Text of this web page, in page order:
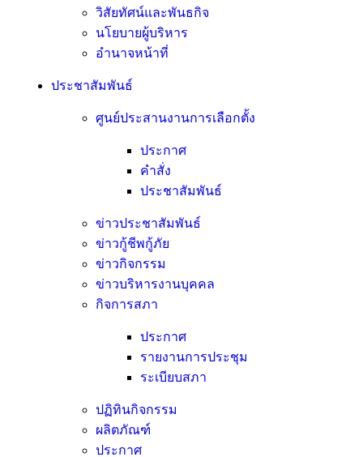
วิสัยทัศน์และพันธกิจ
นโยบายผู้บริหาร
อํานาจหน้าที่
ประชาสัมพันธ์
ศูนย์ประสานงานการเลือกตั้ง
ประกาศ
คำสั่ง
ประชาสัมพันธ์
ข่าวประชาสัมพันธ์
ข่าวกู้ชีพกู้ภัย
ข่าวกิจกรรม
ข่าวบริหารงานบุคคล
กิจการสภา
ประกาศ
รายงานการประชุม
ระเบียบสภา
ปฏิทินกิจกรรม
ผลิตภัณฑ์
ประกาศ